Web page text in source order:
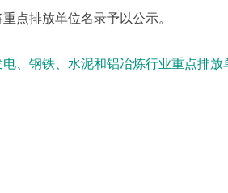
点排放单位名录予以公示。
、钢铁、水泥和铝冶炼行业重点排放